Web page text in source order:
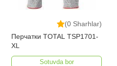
(0 Sharhlar)
Перчатки TOTAL TSP1701-
XL
Sotuvda bor